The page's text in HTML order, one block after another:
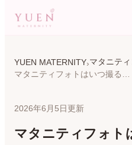
YUEN MATERNITY マタニテ
2026年6月5日更新
マタニティフォト